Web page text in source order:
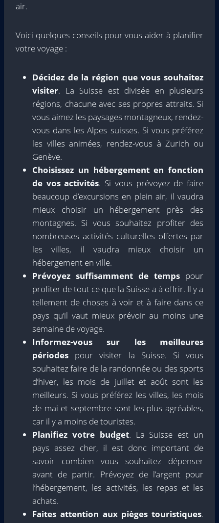
air.
Voici quelques conseils pour vous aider à planifier
votre voyage :
Décidez de la région que vous souhaitez
visiter. La Suisse est divisée en plusieurs
régions, chacune avec ses propres attraits. Si
vous aimez les paysages montagneux, rendez-
vous dans les Alpes suisses. Si vous préférez
les villes animées, rendez-vous à Zurich ou
Genève.
Choisissez un hébergement en fonction
de vos activités. Si vous prévoyez de faire
beaucoup d’excursions en plein air, il vaudra
mieux choisir un hébergement près des
montagnes. Si vous souhaitez profiter des
nombreuses activités culturelles offertes par
les villes, il vaudra mieux choisir un
hébergement en ville.
Prévoyez suffisamment de temps pour
profiter de tout ce que la Suisse a à offrir. Il y a
tellement de choses à voir et à faire dans ce
pays qu’il vaut mieux prévoir au moins une
semaine de voyage.
Informez-vous sur les meilleures
périodes pour visiter la Suisse. Si vous
souhaitez faire de la randonnée ou des sports
d’hiver, les mois de juillet et août sont les
meilleurs. Si vous préférez les villes, les mois
de mai et septembre sont les plus agréables,
car il y a moins de touristes.
Planifiez votre budget. La Suisse est un
pays assez cher, il est donc important de
savoir combien vous souhaitez dépenser
avant de partir. Prévoyez de l’argent pour
l’hébergement, les activités, les repas et les
achats.
Faites attention aux pièges touristiques.